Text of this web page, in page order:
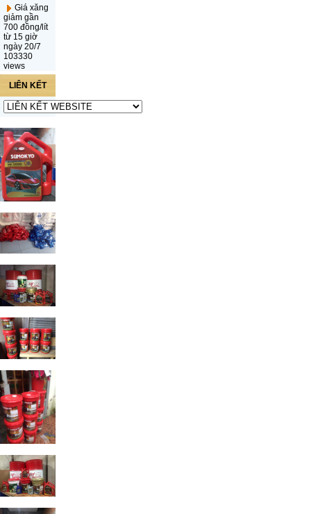
Giá xăng
giảm gần
700 đồng/lít
từ 15 giờ
ngày 20/7
103330
views
LIÊN KẾT
WEBSITE